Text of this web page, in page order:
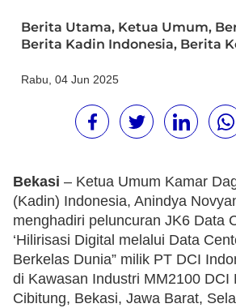
Berita Utama, Ketua Umum,
Berita Kadin Indonesia, Berita
Rabu, 04 Jun 2025
Bekasi – Ketua Umum Kamar
(Kadin) Indonesia, Anindya
menghadiri peluncuran JK6 Data
‘Hilirisasi Digital melalui Data
Berkelas Dunia” milik PT DCI
di Kawasan Industri MM2100 DCI
Cibitung, Bekasi, Jawa Barat,